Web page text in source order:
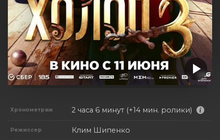
Хронометраж 2 часа 6 минут (+14 мин. ролики)
Режиссер Клим Шипенко